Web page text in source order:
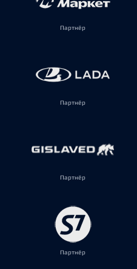
Партнёр
Партнёр
Партнёр
Партнёр